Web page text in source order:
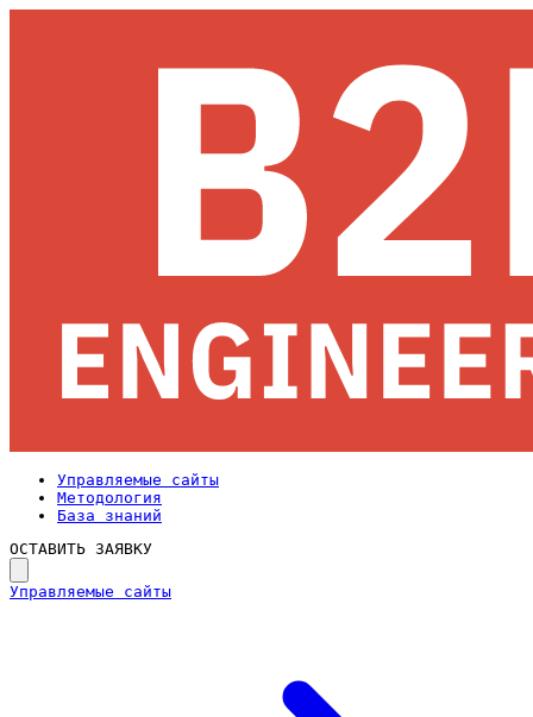
Управляемые сайты
Методология
База знаний
ОСТАВИТЬ ЗАЯВКУ
Управляемые сайты